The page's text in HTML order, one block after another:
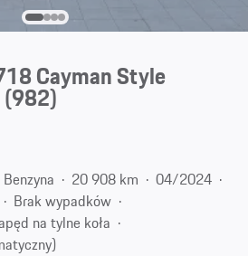
Cayman Style
(982)
Benzyna 20 908 km
04/2024
Brak wypadków
na tylne koła